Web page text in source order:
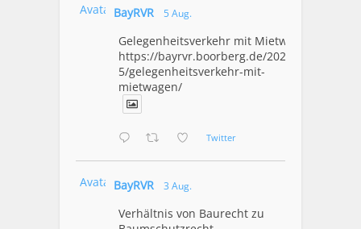
Avatar BayRVR 5 Aug.
Gelegenheitsverkehr mit Mietwagen
https://bayrvr.boorberg.de/2026/08/0
5/gelegenheitsverkehr-mit-
mietwagen/
Twitter
Avatar BayRVR 3 Aug.
Verhältnis von Baurecht zu